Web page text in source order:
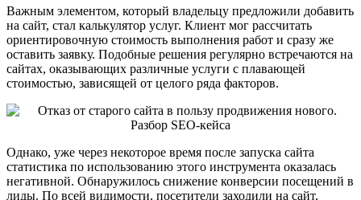
Важным элементом, который владельцу предложили добавить
на сайт, стал калькулятор услуг. Клиент мог рассчитать
ориентировочную стоимость выполнения работ и сразу же
оставить заявку. Подобные решения регулярно встречаются на
сайтах, оказывающих различные услуги с плавающей
стоимостью, зависящей от целого ряда факторов.
Однако, уже через некоторое время после запуска сайта
статистика по использованию этого инструмента оказалась
негативной. Обнаружилось снижение конверсии посещений в
лиды. По всей видимости, посетители заходили на сайт,